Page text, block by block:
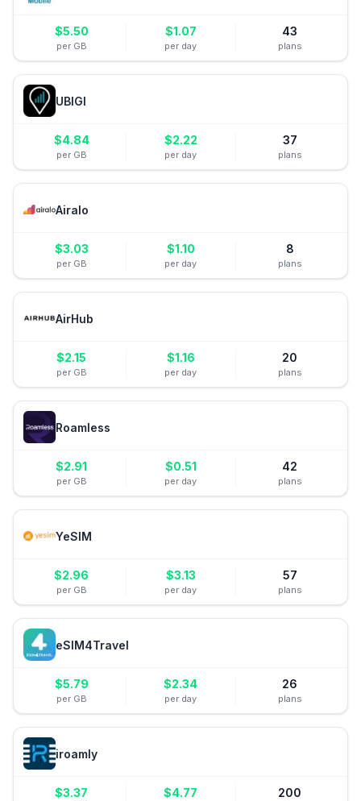
$5.50
per GB
$1.07
per day
43
plans
UBIGI
$4.84
per GB
$2.22
per day
37
plans
Airalo
$3.03
per GB
$1.10
per day
8
plans
AirHub
$2.15
per GB
$1.16
per day
20
plans
Roamless
$2.91
per GB
$0.51
per day
42
plans
YeSIM
$2.96
per GB
$3.13
per day
57
plans
eSIM4Travel
$5.79
per GB
$2.34
per day
26
plans
iroamly
$3.37 $4.77 200